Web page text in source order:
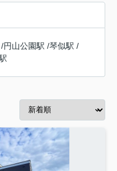
/円山公園駅 /琴似駅 /